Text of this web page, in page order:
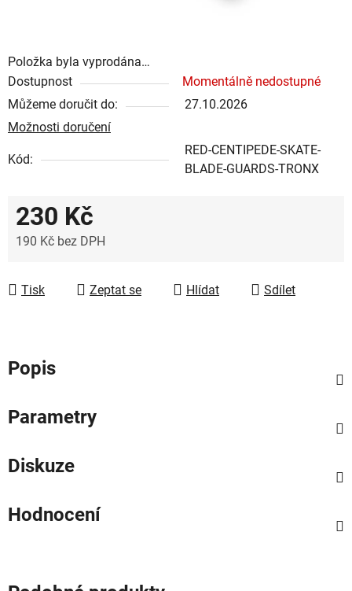
Položka byla vyprodána…
Dostupnost
Momentálně nedostupné
Můžeme doručit do:
27.10.2026
Možnosti doručení
Kód:
RED-CENTIPEDE-SKATE-
BLADE-GUARDS-TRONX
230 Kč
190 Kč bez DPH
Tisk
Zeptat se Hlídat Sdílet
Popis
Parametry
Diskuze
Hodnocení